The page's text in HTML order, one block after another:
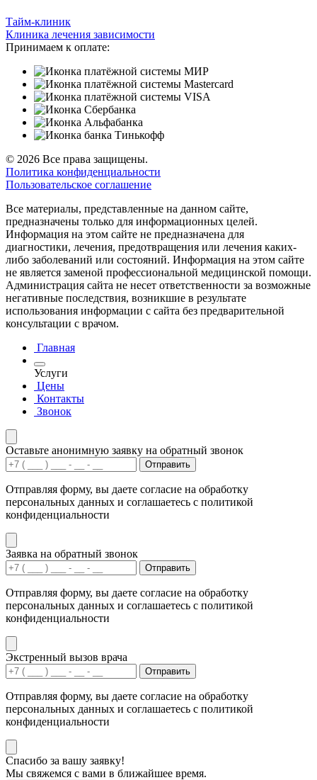
Тайм-клиник
Клиника лечения зависимости
Принимаем к оплате:
© 2026 Все права защищены.
Политика конфиденциальности
Пользовательское соглашение
Все материалы, представленные на данном сайте,
предназначены только для информационных целей.
Информация на этом сайте не предназначена для
диагностики, лечения, предотвращения или лечения каких-
либо заболеваний или состояний. Информация на этом сайте
не является заменой профессиональной медицинской помощи.
Администрация сайта не несет ответственности за возможные
негативные последствия, возникшие в результате
использования информации с сайта без предварительной
консультации с врачом.
Главная
Услуги
Цены
Контакты
Звонок
Оставьте анонимную заявку на обратный звонок
Отправить
Отправляя форму, вы даете согласие на обработку
персональных данных и соглашаетесь с политикой
конфиденциальности
Заявка на обратный звонок
Отправить
Отправляя форму, вы даете согласие на обработку
персональных данных и соглашаетесь с политикой
конфиденциальности
Экстренный вызов врача
Отправить
Отправляя форму, вы даете согласие на обработку
персональных данных и соглашаетесь с политикой
конфиденциальности
Спасибо за вашу заявку!
Мы свяжемся с вами в ближайшее время.